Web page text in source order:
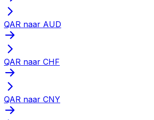
QAR naar AUD
QAR naar CHF
QAR naar CNY